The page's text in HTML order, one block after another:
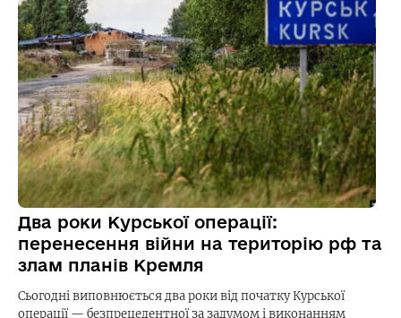
Два роки Курської операції:
перенесення війни на територію рф та
злам планів Кремля
Сьогодні виповнюється два роки від початку Курської
операції — безпрецедентної за задумом і виконанням